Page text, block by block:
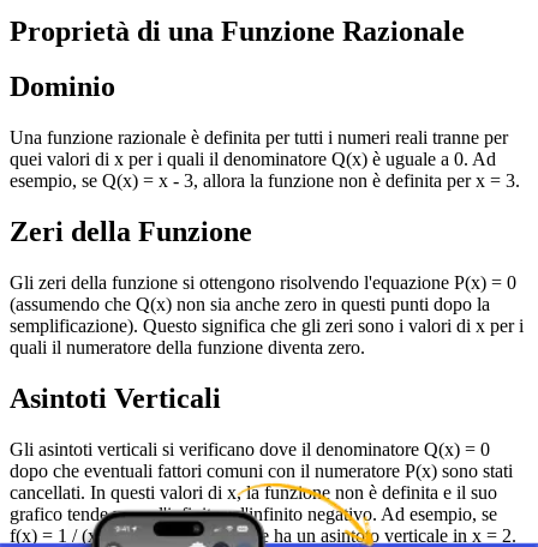
Proprietà di una Funzione Razionale
Dominio
Una funzione razionale è definita per tutti i numeri reali tranne per
quei valori di x per i quali il denominatore Q(x) è uguale a 0. Ad
esempio, se Q(x) = x - 3, allora la funzione non è definita per x = 3.
Zeri della Funzione
Gli zeri della funzione si ottengono risolvendo l'equazione P(x) = 0
(assumendo che Q(x) non sia anche zero in questi punti dopo la
semplificazione). Questo significa che gli zeri sono i valori di x per i
quali il numeratore della funzione diventa zero.
Asintoti Verticali
Gli asintoti verticali si verificano dove il denominatore Q(x) = 0
dopo che eventuali fattori comuni con il numeratore P(x) sono stati
cancellati. In questi valori di x, la funzione non è definita e il suo
grafico tende verso l'infinito o l'infinito negativo. Ad esempio, se
f(x) = 1 / (x - 2), allora la funzione ha un asintoto verticale in x = 2.